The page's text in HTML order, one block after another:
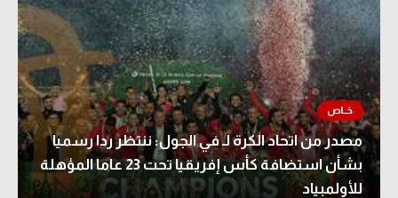
في المونديال
رياضة نسائية
آسيا
أمريكا
ركن الألعاب
مصدر من اتحاد الكرة لـ في الجول: ننتظر ردا رسميا
بشأن استضافة كأس إفريقيا تحت 23 عاما المؤهلة
للأولمبياد